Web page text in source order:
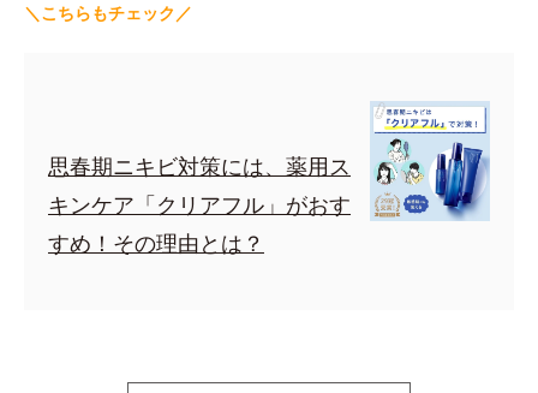
＼こちらもチェック／
思春期ニキビ対策には、薬用ス
キンケア「クリアフル」がおす
すめ！その理由とは？